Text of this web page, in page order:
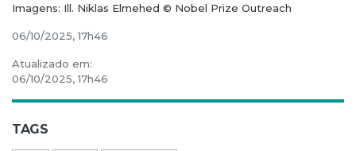
Imagens: Ill. Niklas Elmehed © Nobel Prize Outreach
06/10/2025, 17h46
Atualizado em:
06/10/2025, 17h46
TAGS